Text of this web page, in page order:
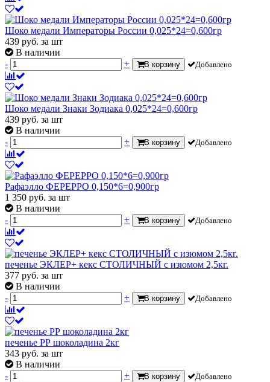
Шоко медали Императоры России 0,025*24=0,600гр
439 руб. за шт
В наличии
-
+ В корзину Добавлено
Шоко медали Знаки Зодиака 0,025*24=0,600гр
439 руб. за шт
В наличии
-
+ В корзину Добавлено
Рафаэлло ФЕРЕРРО 0,150*6=0,900гр
1 350 руб. за шт
В наличии
-
+ В корзину Добавлено
печенье ЭКЛЕР+ кекс СТОЛИЧНЫЙ с изюмом 2,5кг.
377 руб. за шт
В наличии
-
+ В корзину Добавлено
печенье РР шоколадина 2кг
343 руб. за шт
В наличии
-
+ В корзину Добавлено